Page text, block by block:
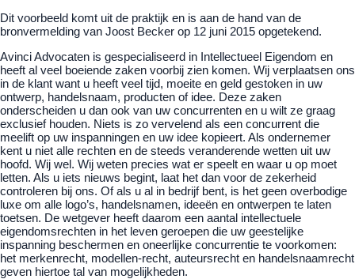
Dit voorbeeld komt uit de praktijk en is aan de hand van de
bronvermelding van Joost Becker op 12 juni 2015 opgetekend.
Avinci Advocaten is gespecialiseerd in Intellectueel Eigendom en
heeft al veel boeiende zaken voorbij zien komen. Wij verplaatsen ons
in de klant want u heeft veel tijd, moeite en geld gestoken in uw
ontwerp, handelsnaam, producten of idee. Deze zaken
onderscheiden u dan ook van uw concurrenten en u wilt ze graag
exclusief houden. Niets is zo vervelend als een concurrent die
meelift op uw inspanningen en uw idee kopieert. Als ondernemer
kent u niet alle rechten en de steeds veranderende wetten uit uw
hoofd. Wij wel. Wij weten precies wat er speelt en waar u op moet
letten. Als u iets nieuws begint, laat het dan voor de zekerheid
controleren bij ons. Of als u al in bedrijf bent, is het geen overbodige
luxe om alle logo’s, handelsnamen, ideeën en ontwerpen te laten
toetsen. De wetgever heeft daarom een aantal intellectuele
eigendomsrechten in het leven geroepen die uw geestelijke
inspanning beschermen en oneerlijke concurrentie te voorkomen:
het merkenrecht, modellen-recht, auteursrecht en handelsnaamrecht
geven hiertoe tal van mogelijkheden.